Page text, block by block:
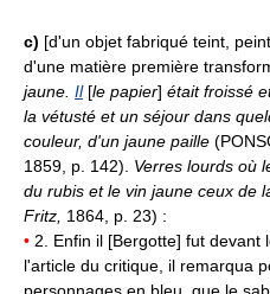
c) [d'un objet fabriqué teint,
d'une matière première
jaune. Il [le papier] était froissé
la vétusté et un séjour dans
couleur, d'un jaune paille
1859, p. 142). Verres lourds où
du rubis et le vin jaune ceux de
Fritz, 1864, p. 23) :
• 2. Enfin il [Bergotte] fut devant
l'article du critique, il remarqua